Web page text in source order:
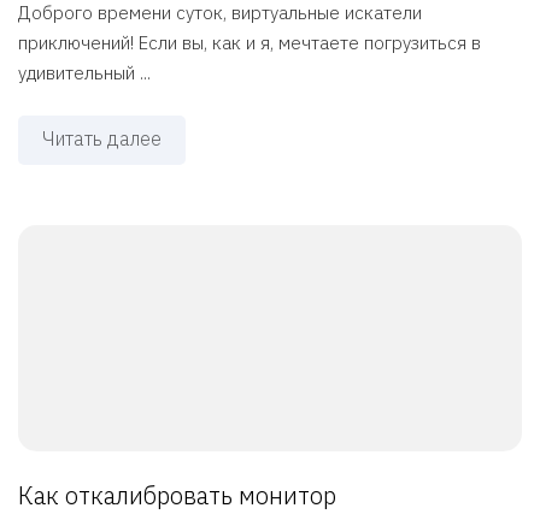
Доброго времени суток, виртуальные искатели
приключений! Если вы, как и я, мечтаете погрузиться в
удивительный ...
Читать далее
Как откалибровать монитор